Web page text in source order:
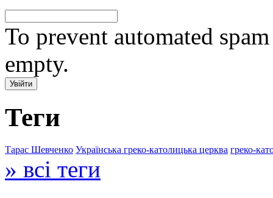
To prevent automated
empty.
Теги
Тарас Шевченко Українська греко-католицька церква греко-
» всі теги